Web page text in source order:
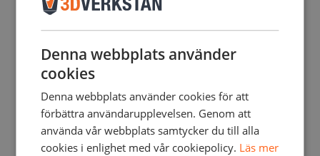
FORM 3B BIOMED BLACK RESIN – 1L
Denna webbplats använder
cookies
Denna webbplats använder cookies för att
förbättra användarupplevelsen. Genom att
använda vår webbplats samtycker du till alla
cookies i enlighet med vår cookiepolicy. Läs mer